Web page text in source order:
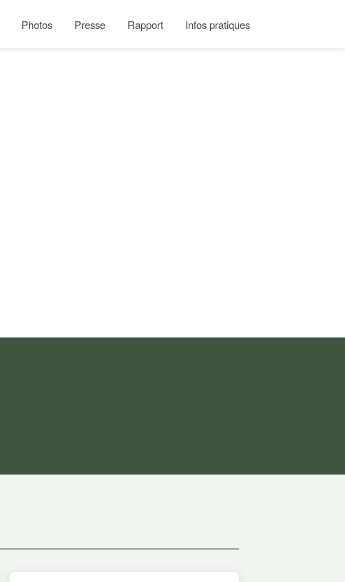
Photos Presse Rapport Infos pratiques